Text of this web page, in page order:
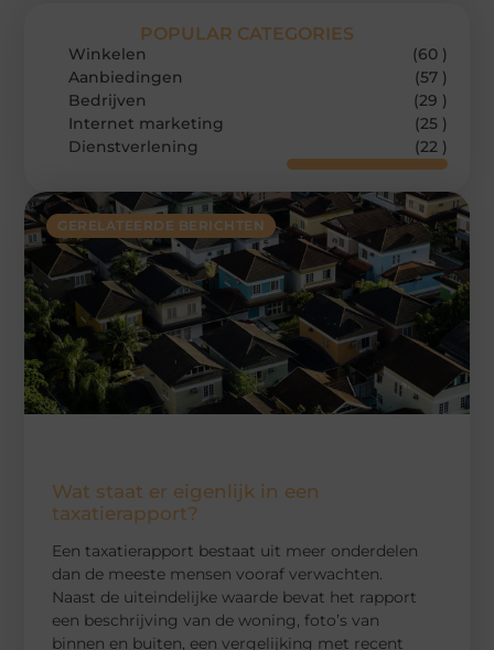
GERELATEERDE BERICHTEN
Wat staat er eigenlijk in een
taxatierapport?
Een taxatierapport bestaat uit meer onderdelen
dan de meeste mensen vooraf verwachten.
Naast de uiteindelijke waarde bevat het rapport
een beschrijving van de woning, foto’s van
binnen en buiten, een vergelijking met recent
POPULAR CATEGORIES
Winkelen
(60 )
Aanbiedingen
(57 )
Bedrijven
(29 )
Internet marketing
(25 )
Dienstverlening
(22 )